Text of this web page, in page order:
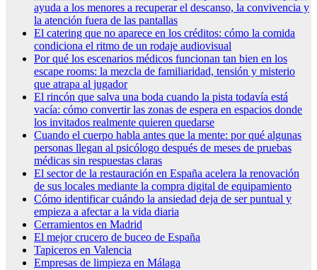
ayuda a los menores a recuperar el descanso, la convivencia y
la atención fuera de las pantallas
El catering que no aparece en los créditos: cómo la comida
condiciona el ritmo de un rodaje audiovisual
Por qué los escenarios médicos funcionan tan bien en los
escape rooms: la mezcla de familiaridad, tensión y misterio
que atrapa al jugador
El rincón que salva una boda cuando la pista todavía está
vacía: cómo convertir las zonas de espera en espacios donde
los invitados realmente quieren quedarse
Cuando el cuerpo habla antes que la mente: por qué algunas
personas llegan al psicólogo después de meses de pruebas
médicas sin respuestas claras
El sector de la restauración en España acelera la renovación
de sus locales mediante la compra digital de equipamiento
Cómo identificar cuándo la ansiedad deja de ser puntual y
empieza a afectar a la vida diaria
Cerramientos en Madrid
El mejor crucero de buceo de España
Tapiceros en Valencia
Empresas de limpieza en Málaga